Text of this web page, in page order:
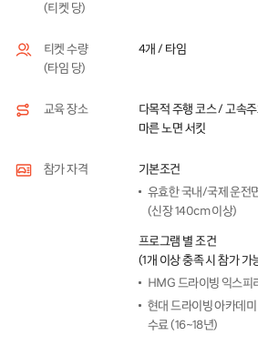
(티켓 당)
티켓 수량
(타임 당)
4개 / 타임
교육 장소 다목적 주행 코스 / 고속
마른 노면 서킷
참가 자격 기본조건
유효한 국내/국제 운전
(신장 140cm 이상)
프로그램 별 조건
(1개 이상 충족 시 참가 가
HMG 드라이빙 익스피
현대 드라이빙 아카데
수료 (16~18년)